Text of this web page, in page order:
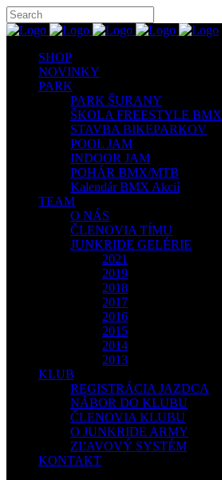
SHOP
NOVINKY
PARK
PARK ŠURANY
ŠKOLA FREESTYLE BMX
STAVBA BIKEPARKOV
POOL JAM
INDOOR JAM
POHÁR BMX/MTB
Kalendár BMX Akcií
TEAM
O NÁS
ČLENOVIA TÍMU
JUNKRIDE GELÉRIE
2021
2019
2018
2017
2016
2015
2014
2013
KLUB
REGISTRÁCIA JAZDCA
NÁBOR DO KLUBU
ČLENOVIA KLUBU
O JUNKRIDE ARMY
ZĽAVOVÝ SYSTÉM
KONTAKT